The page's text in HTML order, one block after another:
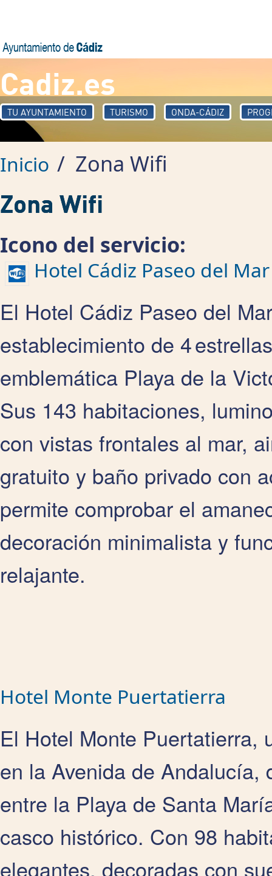
Cadiz.es
TU AYUNTAMIENTO TURISMO ONDA-CÁDIZ
Inicio / Zona Wifi
Zona Wifi
Icono del servicio:
Hotel Cádiz Paseo del Mar
El Hotel Cádiz Paseo del
establecimiento de 4
emblemática Playa de la
Sus 143 habitaciones,
con vistas frontales al mar,
gratuito y baño privado con
permite comprobar el
decoración minimalista y
relajante.
Hotel Monte Puertatierra
El Hotel Monte Puertatierra,
en la Avenida de Andalucía,
entre la Playa de Santa
casco histórico. Con 98
elegantes, decoradas con